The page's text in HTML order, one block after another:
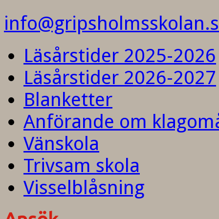
Läsårstider 2025-2026
Läsårstider 2026-2027
Blanketter
Anförande om
Vänskola
Trivsam skola
Visselblåsning